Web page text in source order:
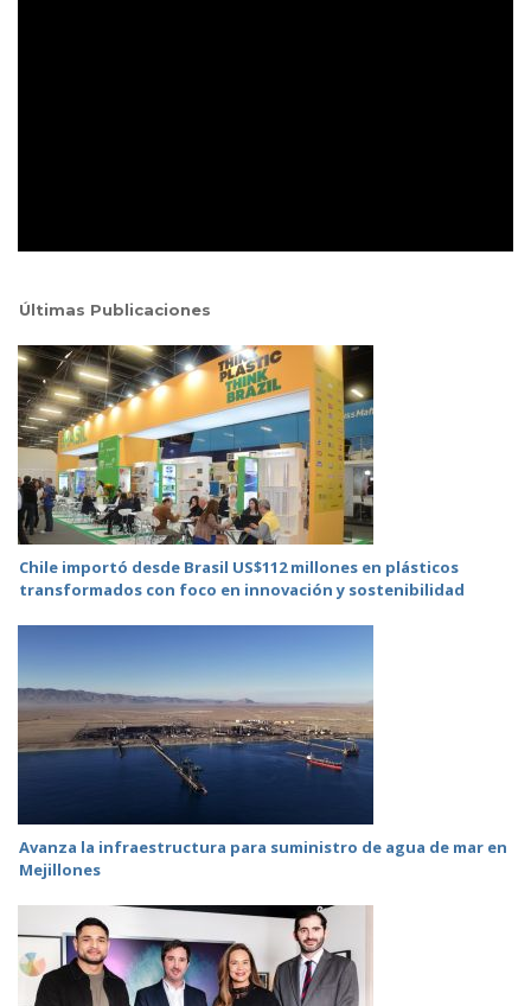
Últimas Publicaciones
Chile importó desde Brasil US$112 millones en plásticos
transformados con foco en innovación y sostenibilidad
Avanza la infraestructura para suministro de agua de mar en
Mejillones